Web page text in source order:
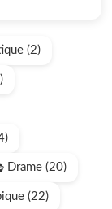
(2)
Drame (20)
(22)